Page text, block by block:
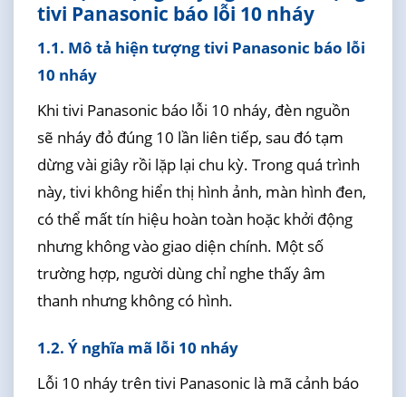
tivi Panasonic báo lỗi 10 nháy
1.1. Mô tả hiện tượng tivi Panasonic báo lỗi
10 nháy
Khi tivi Panasonic báo lỗi 10 nháy, đèn nguồn
sẽ nháy đỏ đúng 10 lần liên tiếp, sau đó tạm
dừng vài giây rồi lặp lại chu kỳ. Trong quá trình
này, tivi không hiển thị hình ảnh, màn hình đen,
có thể mất tín hiệu hoàn toàn hoặc khởi động
nhưng không vào giao diện chính. Một số
trường hợp, người dùng chỉ nghe thấy âm
thanh nhưng không có hình.
1.2. Ý nghĩa mã lỗi 10 nháy
Lỗi 10 nháy trên tivi Panasonic là mã cảnh báo